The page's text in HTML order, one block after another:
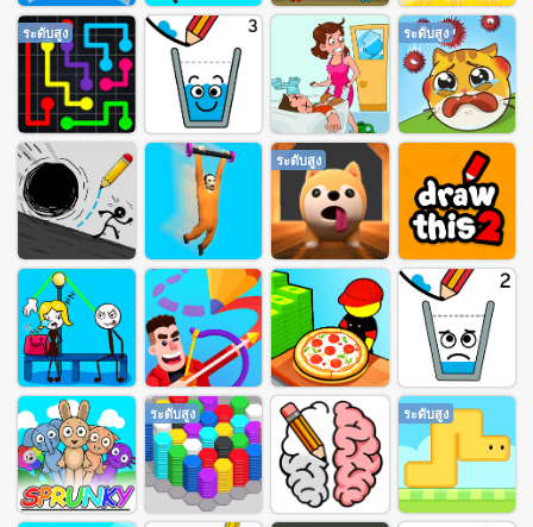
ระดับสูง ระดับสูง
ระดับสูง
ระดับสูง ระดับสูง